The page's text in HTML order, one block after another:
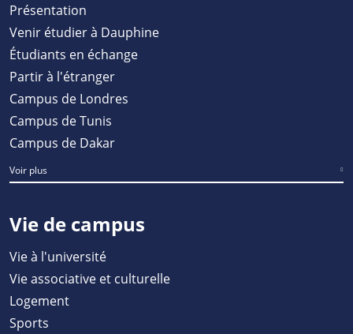
Présentation
Venir étudier à Dauphine
Étudiants en échange
Partir à l'étranger
Campus de Londres
Campus de Tunis
Campus de Dakar
Voir plus
Vie de campus
Vie à l'université
Vie associative et culturelle
Logement
Sports